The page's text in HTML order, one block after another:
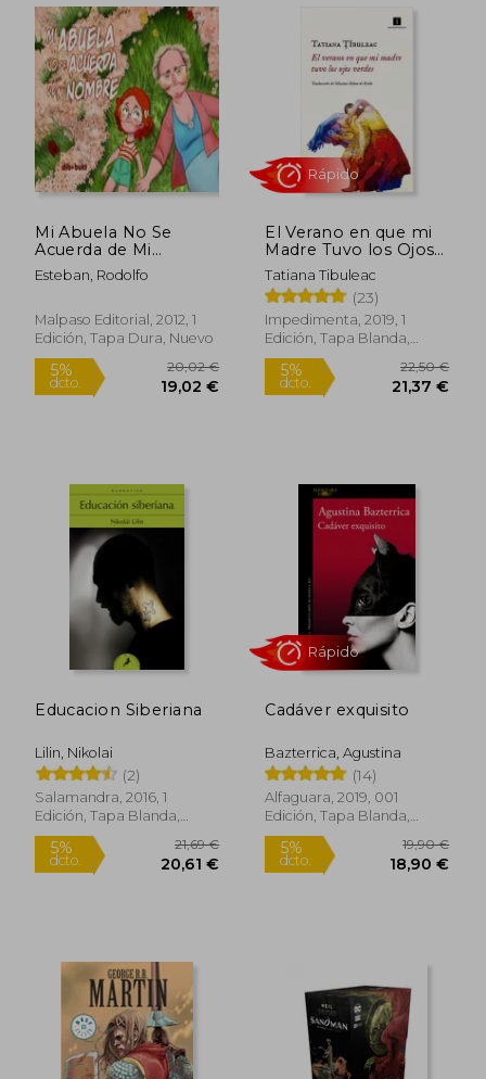
5%
dcto.
12,50 €
11,88 € dcto.
Mi Abuela No Se
Acuerda de Mi
Nombre
Esteban, Rodolfo
Malpaso Editorial, 2012, 1
Edición, Tapa Dura, Nuevo
5%
dcto.
El Verano en que mi
Madre Tuvo los Ojos
Verdes
Tatiana Tibuleac
(23)
Impedimenta, 2019, 1
Edición, Tapa Blanda,
Nuevo
Rápido
Educacion Siberiana
Lilin, Nikolai
(2)
Salamandra, 2016, 1
Edición, Tapa Blanda,
Nuevo
Cadáver exquisito
Bazterrica, Agustina
(14)
Alfaguara, 2019, 001
Edición, Tapa Blanda,
Nuevo
Rápido